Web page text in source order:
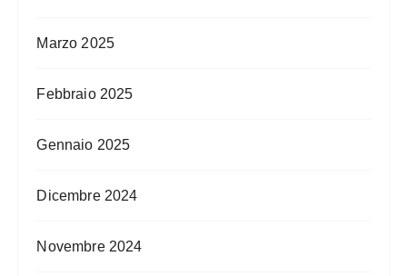
Marzo 2025
Febbraio 2025
Gennaio 2025
Dicembre 2024
Novembre 2024